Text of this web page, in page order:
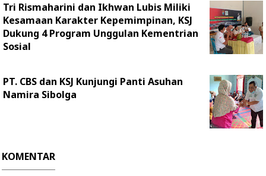
Tri Rismaharini dan Ikhwan Lubis Miliki
Kesamaan Karakter Kepemimpinan, KSJ
Dukung 4 Program Unggulan Kementrian
Sosial
PT. CBS dan KSJ Kunjungi Panti Asuhan
Namira Sibolga
KOMENTAR